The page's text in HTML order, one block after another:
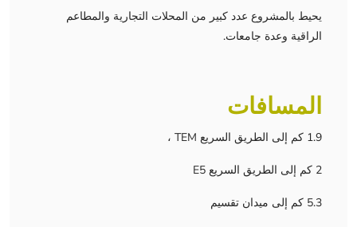
يحيط بالمشروع عدد كبير من المحلات التجارية والمطاعم
الراقية وعدة جامعات.
المسافات
1.9 كم إلى الطريق السريع TEM ،
2 كم إلى الطريق السريع E5
5.3 كم إلى ميدان تقسيم